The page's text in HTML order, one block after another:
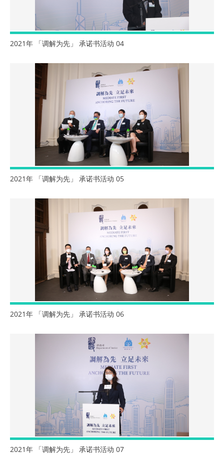
2021年 「调解为先」 承诺书活动 04
2021年 「调解为先」 承诺书活动 05
2021年 「调解为先」 承诺书活动 06
2021年 「调解为先」 承诺书活动 07